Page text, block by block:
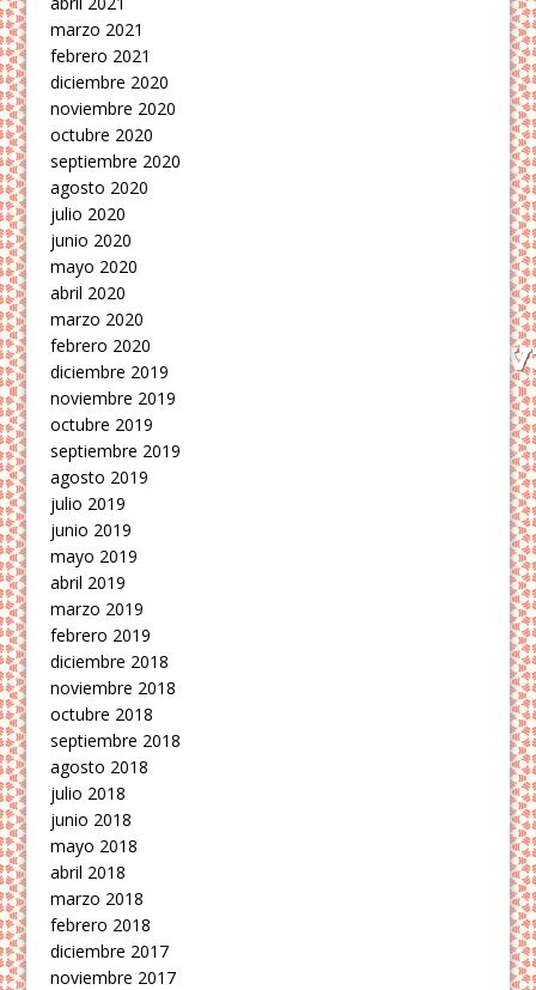
marzo 2021
febrero 2021
diciembre 2020
noviembre 2020
octubre 2020
septiembre 2020
agosto 2020
julio 2020
junio 2020
mayo 2020
abril 2020
marzo 2020
febrero 2020
diciembre 2019
noviembre 2019
octubre 2019
septiembre 2019
agosto 2019
julio 2019
junio 2019
mayo 2019
abril 2019
marzo 2019
febrero 2019
diciembre 2018
noviembre 2018
octubre 2018
septiembre 2018
agosto 2018
julio 2018
junio 2018
mayo 2018
abril 2018
marzo 2018
febrero 2018
diciembre 2017
noviembre 2017